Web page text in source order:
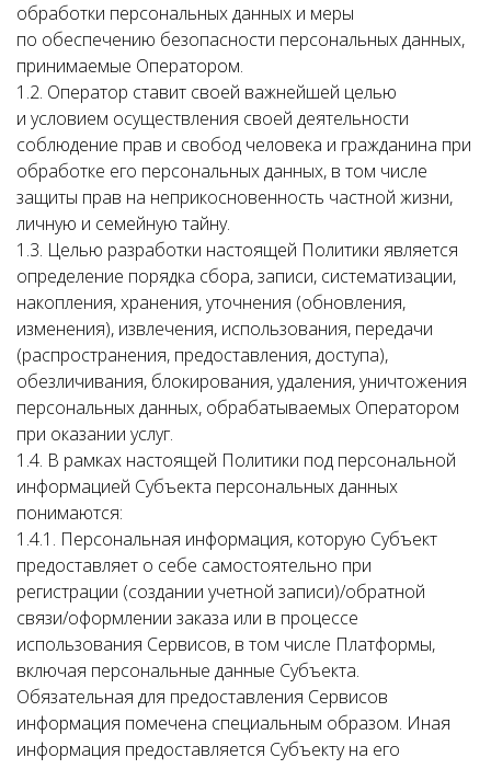
обработки персональных данных и меры
по обеспечению безопасности персональных данных,
принимаемые Оператором.
1.2. Оператор ставит своей важнейшей целью
и условием осуществления своей деятельности
соблюдение прав и свобод человека и гражданина при
обработке его персональных данных, в том числе
защиты прав на неприкосновенность частной жизни,
личную и семейную тайну.
1.3. Целью разработки настоящей Политики является
определение порядка сбора, записи, систематизации,
накопления, хранения, уточнения (обновления,
изменения), извлечения, использования, передачи
(распространения, предоставления, доступа),
обезличивания, блокирования, удаления, уничтожения
персональных данных, обрабатываемых Оператором
при оказании услуг.
1.4. В рамках настоящей Политики под персональной
информацией Субъекта персональных данных
понимаются:
1.4.1. Персональная информация, которую Субъект
предоставляет о себе самостоятельно при
регистрации (создании учетной записи)/обратной
связи/оформлении заказа или в процессе
использования Сервисов, в том числе Платформы,
включая персональные данные Субъекта.
Обязательная для предоставления Сервисов
информация помечена специальным образом. Иная
информация предоставляется Субъекту на его